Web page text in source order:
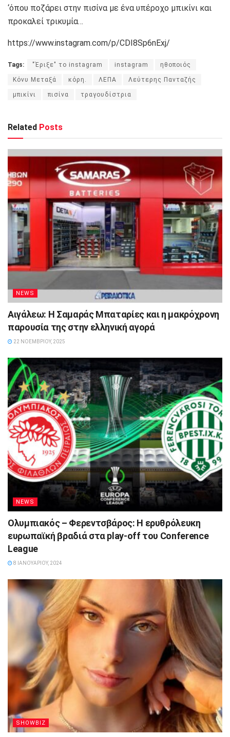
‘όπου ποζάρει στην πισίνα με ένα υπέροχο μπικίνι και
προκαλεί τρικυμία…
https://www.instagram.com/p/CDI8Sp6nExj/
Tags: "Έριξε" το instagram instagram ηθοποιός
Κόνυ Μεταξά κόρη. ΛΕΠΑ Λεύτερης Πανταζής
μπικίνι πισίνα τραγουδίστρια
Related Posts
NEWS
Αιγάλεω: Η Σαμαράς Μπαταρίες και η μακρόχρονη
παρουσία της στην ελληνική αγορά
22 ΝΟΕΜΒΡΊΟΥ, 2025
NEWS
Ολυμπιακός – Φερεντσβάρος: Η ερυθρόλευκη
ευρωπαϊκή βραδιά στα play-off του Conference
League
8 ΙΑΝΟΥΑΡΊΟΥ, 2024
SHOWBIZ